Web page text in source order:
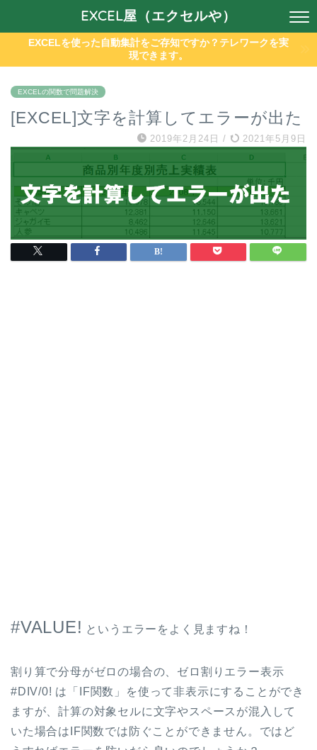
EXCEL屋（エクセルや）
EXCELを使った自動集計をご存知ですか？テレワークを実
現できます。
EXCELの関数で問題解決
[EXCEL]文字を計算してエラーが出た
2019年2月24日 / 2021年5月9日
#VALUE! というエラーをよく見ますね！
割り算で分母がゼロの場合の、ゼロ割りエラー表示
#DIV/0! は「IF関数」を使って非表示にすることができ
ますが、計算の対象セルに文字やスペースが混入して
いた場合はIF関数では防ぐことができません。ではど